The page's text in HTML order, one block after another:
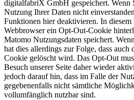
digitalfabriX GmbH gespeichert. Wenn
Nutzung Ihrer Daten nicht
Funktionen hier deaktivieren. In
Webbrowser ein Opt-Out-Cookie
Matomo Nutzungsdaten speichert.
hat dies allerdings zur Folge, dass
Cookie gelöscht wird. Das Opt-Out
Besuch unserer Seite daher wieder
jedoch darauf hin, dass im Falle der
gegebenenfalls nicht sämtliche
vollumfänglich nutzbar sind.